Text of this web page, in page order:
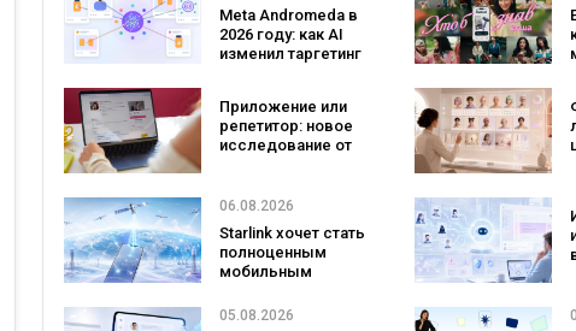
Meta Andromeda в
2026 году: как AI
изменил таргетинг
Приложение или
репетитор: новое
исследование от
помогает
заговорить на
иностранном
языке
06.08.2026
Starlink хочет стать
полноценным
мобильным
SpaceX готовит
05.08.2026